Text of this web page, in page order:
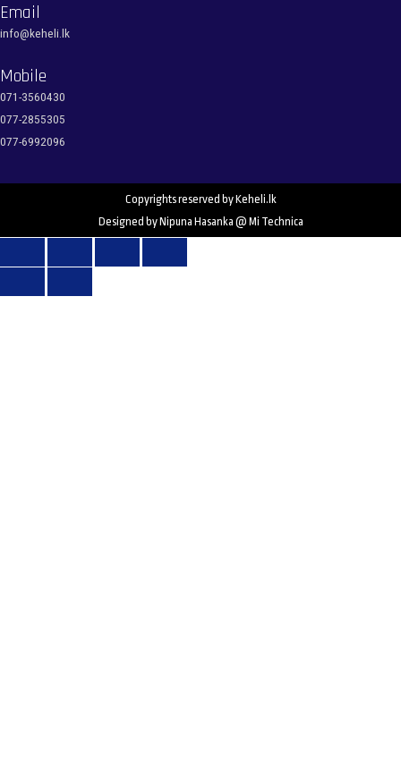
Email
info@keheli.lk
Mobile
071-3560430
077-2855305
077-6992096
Copyrights reserved by Keheli.lk
Designed by Nipuna Hasanka @ Mi Technica